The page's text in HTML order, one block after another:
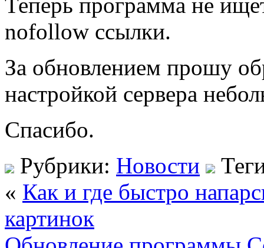
nofollow ссылки.
За обновлением прошу
настройкой сервера
Спасибо.
Рубрики: Новости
« Как и где быстро
картинок